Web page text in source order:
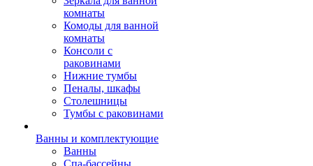
комнаты
Комоды для ванной
комнаты
Консоли с
раковинами
Нижние тумбы
Пеналы, шкафы
Столешницы
Тумбы с раковинами
Ванны и комплектующие
Ванны
Спа-бассейны